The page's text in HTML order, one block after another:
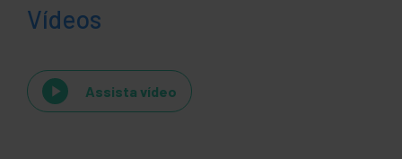
Vídeos
Assista vídeo